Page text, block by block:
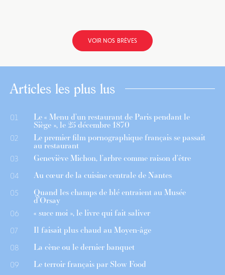
VOIR NOS BRÈVES
Articles les plus lus
01 Le « Menu d’un restaurant de Paris pendant le
Siège », le 25 décembre 1870
02 Le premier film pornographique français se passait
au restaurant
03 Geneviève Michon, l’arbre comme raison d’être
04 Au cœur de la cuisine centrale de Nantes
05 Quand les champs de blé entraient au Musée
d’Orsay
06 « suce moi », le livre qui fait saliver
07 Il faisait plus chaud au Moyen-âge
08 La cène ou le dernier banquet
09 Le terroir français par Slow Food